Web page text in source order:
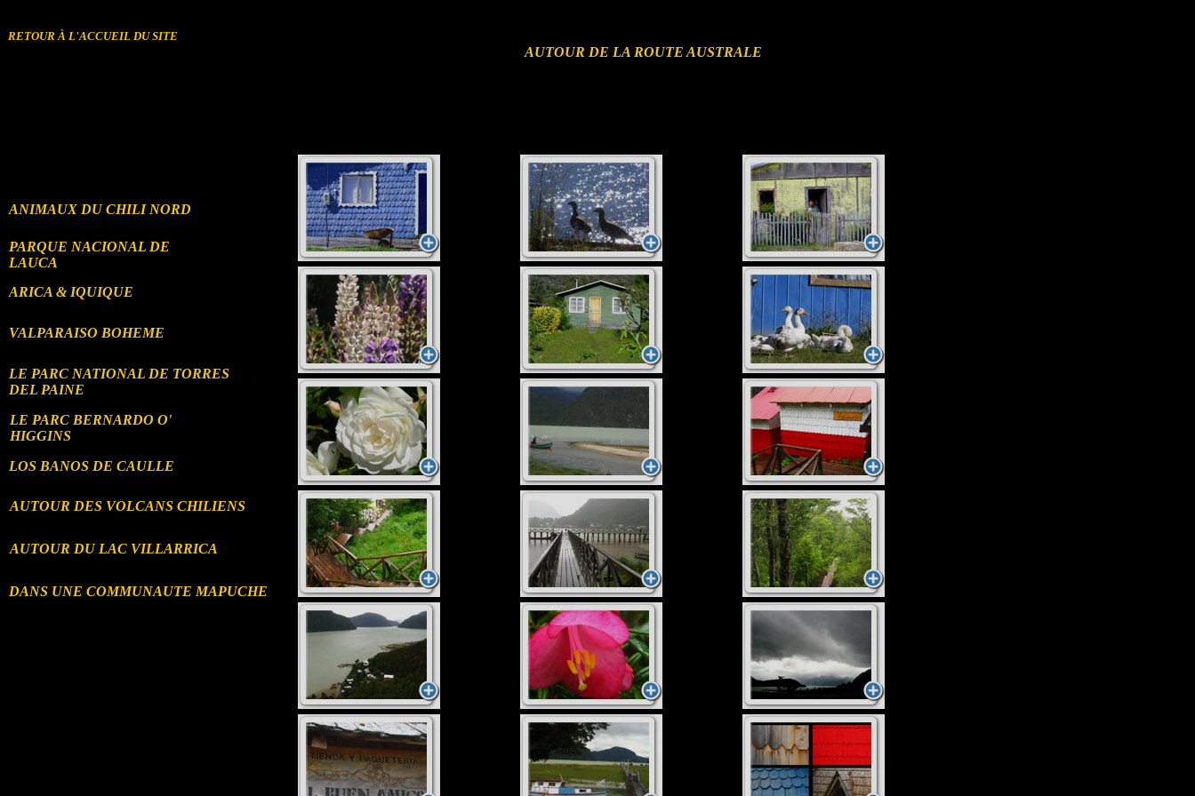
DANS UNE COMMUNAUTE MAPUCHE
AUTOUR DU LAC VILLARRICA
AUTOUR DES VOLCANS CHILIENS
LOS BANOS DE CAULLE
RETOUR À L'ACCUEIL DU SITE
AUTOUR DE LA ROUTE AUSTRALE
ANIMAUX DU CHILI NORD
PARQUE NACIONAL DE
LAUCA
VALPARAISO BOHEME
LE PARC NATIONAL DE TORRES
DEL PAINE
ARICA & IQUIQUE
LE PARC BERNARDO O'
HIGGINS